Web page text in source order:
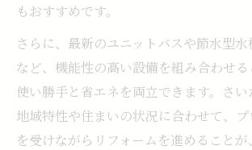
もおすすめです。
さらに、最新のユニットバスや節水型
など、機能性の高い設備を組み合わせ
使い勝手と省エネを両立できます。さ
地域特性や住まいの状況に合わせて、
を受けながらリフォームを進めること